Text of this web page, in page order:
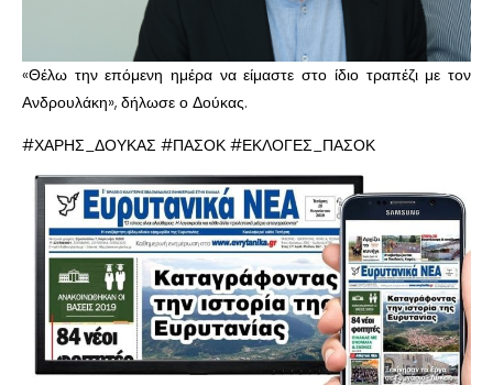
«Θέλω την επόμενη ημέρα να είμαστε στο ίδιο τραπέζι με τον
Ανδρουλάκη», δήλωσε ο Δούκας.
#ΧΑΡΗΣ_ΔΟΥΚΑΣ #ΠΑΣΟΚ #ΕΚΛΟΓΕΣ_ΠΑΣΟΚ